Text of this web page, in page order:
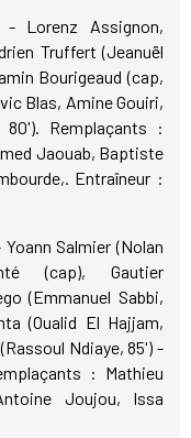
- Lorenz Assignon,
Truffert (Jeanuël
Bourigeaud (cap,
Blas, Amine Gouiri,
80'). Remplaçants :
Jaouab, Baptiste
Entraîneur :
Salmier (Nolan
(cap), Gautier
(Emmanuel Sabbi,
(Oualid El Hajjam,
Ndiaye, 85') -
: Mathieu
Joujou, Issa